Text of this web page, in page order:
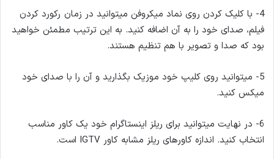
4- با کلیک کردن روی نماد میکروفن میتوانید در زمان رکورد کردن
فیلم، صدای خود را به آن اضافه کنید. به این ترتیب مطمئن خواهید
بود که صدا و تصویر با هم تنظیم هستند.
5- میتوانید روی کلیپ خود موزیک بگذارید و آن را با صدای خود
میکس کنید.
6- در نهایت میتوانید برای ریلز اینستاگرام خود یک کاور مناسب
انتخاب کنید. اندازه کاور‌های ریلز مشابه کاور IGTV است.